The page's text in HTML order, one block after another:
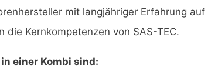
mit langjähriger Erfahrung
Kernkompetenzen von SAS-TEC.
einer Kombi sind: